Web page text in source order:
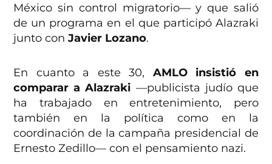
México sin control migratorio— y que salió
de un programa en el que participó Alazraki
junto conJavier Lozano.
En cuanto a este 30, AMLO insistió en
comparar a Alazraki —publicista judío que
ha trabajado en entretenimiento, pero
también en la política como en la
coordinación de la campaña presidencial de
Ernesto Zedillo— con el pensamiento nazi.